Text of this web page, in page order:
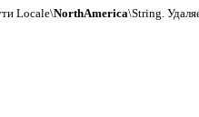
Locale\NorthAmerica\String.